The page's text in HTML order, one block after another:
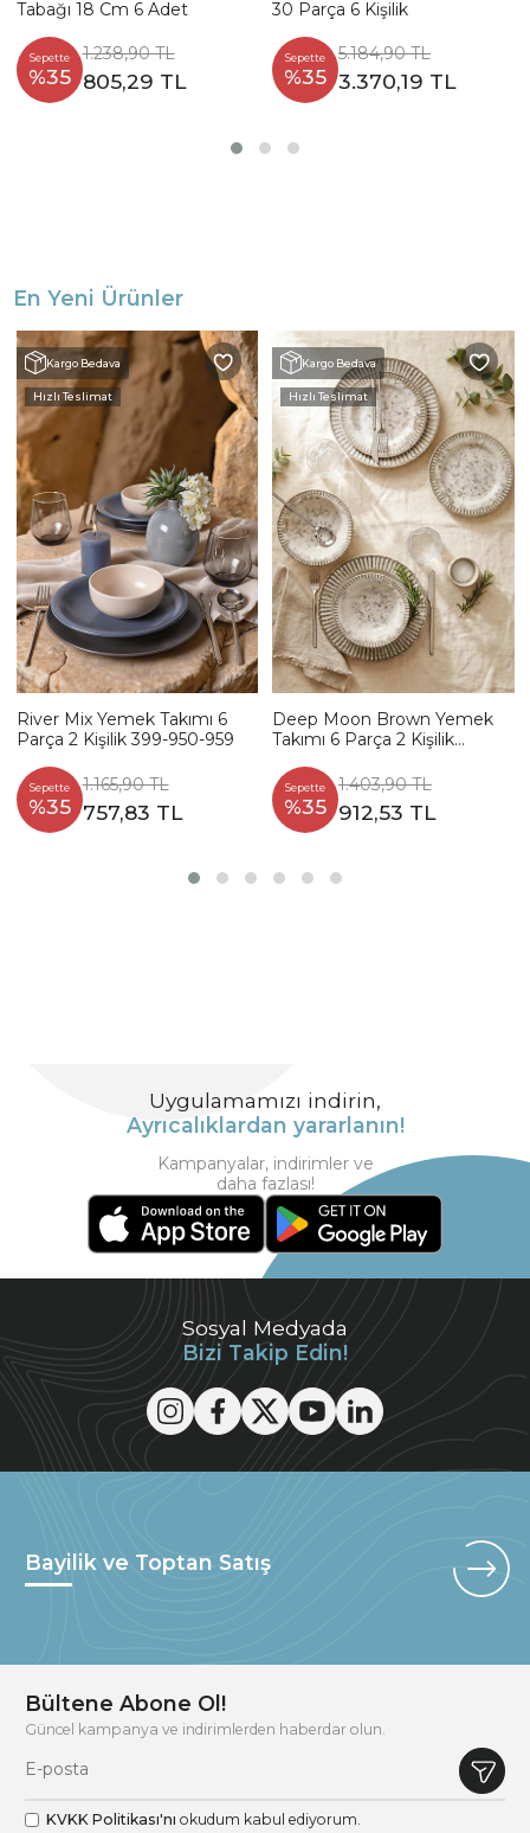
Tabağı 18 Cm 6 Adet
Sepette
%35
1.238,90 TL
805,29 TL
30 Parça 6 Kişilik
Sepette
%35
5.184,90 TL
3.370,19 TL
En Yeni Ürünler
Kargo Bedava
Hızlı Teslimat
River Mix Yemek Takımı 6
Parça 2 Kişilik 399-950-959
Sepette
%35
1.165,90 TL
757,83 TL
Kargo Bedava
Hızlı Teslimat
Deep Moon Brown Yemek
Takımı 6 Parça 2 Kişilik
Sepette
%35
1.403,90 TL
912,53 TL
Sosyal Medyada
Bizi Takip Edin!
Uygulamamızı indirin,
Ayrıcalıklardan yararlanın!
Kampanyalar, indirimler ve
daha fazlası!
Bayilik ve Toptan Satış
Bültene Abone Ol!
Güncel kampanya ve indirimlerden haberdar olun.
KVKK Politikası'nı okudum kabul ediyorum.